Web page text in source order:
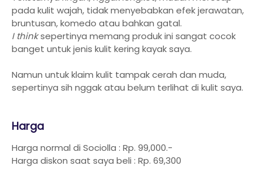
pada kulit wajah, tidak menyebabkan efek jerawatan,
bruntusan, komedo atau bahkan gatal.
I thinksepertinya memang produk ini sangat cocok
banget untuk jenis kulit kering kayak saya.
Namun untuk klaim kulit tampak cerah dan muda,
sepertinya sih nggak atau belum terlihat di kulit saya.
Harga
Harga normal di Sociolla : Rp. 99,000.-
Harga diskon saat saya beli : Rp. 69,300